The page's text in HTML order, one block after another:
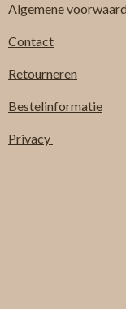
Algemene
Contact
Retourneren
Bestelinformatie
Privacy